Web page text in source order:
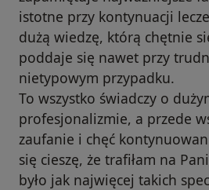
istotne przy kontynuacji
dużą wiedzę, którą chętnie
poddaje się nawet przy
nietypowym przypadku.
To wszystko świadczy o
profesjonalizmie, a przede
zaufanie i chęć
się cieszę, że trafiłam na
było jak najwięcej takich